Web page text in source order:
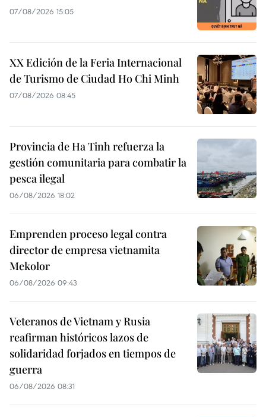
07/08/2026 15:05
XX Edición de la Feria Internacional
de Turismo de Ciudad Ho Chi Minh
07/08/2026 08:45
Provincia de Ha Tinh refuerza la
gestión comunitaria para combatir la
pesca ilegal
06/08/2026 18:02
Emprenden proceso legal contra
director de empresa vietnamita
Mekolor
06/08/2026 09:43
Veteranos de Vietnam y Rusia
reafirman históricos lazos de
solidaridad forjados en tiempos de
guerra
06/08/2026 08:31